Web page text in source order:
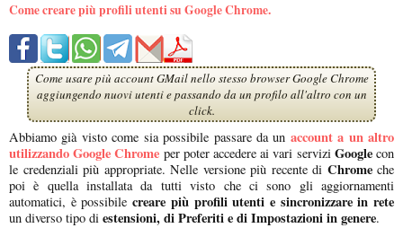
Come creare più profili utenti su Google Chrome.
Come usare più account GMail nello stesso browser Google Chrome
aggiungendo nuovi utenti e passando da un profilo all'altro con un
click.
Abbiamo già visto come sia possibile passare da un account a un altro
utilizzando Google Chrome per poter accedere ai vari serviziGooglecon
le credenziali più appropriate. Nelle versione più recente di Chromeche
poi è quella installata da tutti visto che ci sono gli aggiornamenti
automatici, è possibilecreare più profili utenti e sincronizzare in rete
un diverso tipo di estensioni, di Preferiti e di Impostazioni in genere.